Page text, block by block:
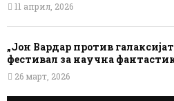
11 април, 2026
„Јон Вардар против
фестивал за научна
26 март, 2026